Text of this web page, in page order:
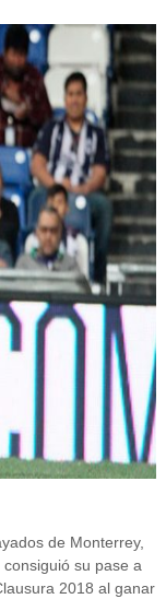
de Monterrey,
su pase a
2018 al ganar